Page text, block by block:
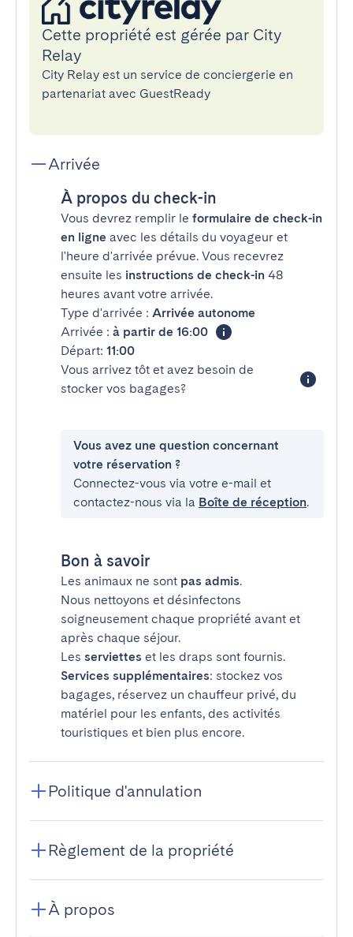
Cette propriété est gérée par City
Relay
City Relay est un service de conciergerie en
partenariat avec GuestReady
Arrivée
À propos du check-in
Vous devrez remplir le formulaire de check-in
en ligne avec les détails du voyageur et
l'heure d'arrivée prévue. Vous recevrez
ensuite les instructions de check-in 48
heures avant votre arrivée.
Type d'arrivée : Arrivée autonome
Arrivée : à partir de 16:00
Départ: 11:00
Vous arrivez tôt et avez besoin de
stocker vos bagages?
Vous avez une question concernant
votre réservation ?
Connectez-vous via votre e-mail et
contactez-nous via la Boîte de réception.
Bon à savoir
Les animaux ne sont pas admis.
Nous nettoyons et désinfectons
soigneusement chaque propriété avant et
après chaque séjour.
Les serviettes et les draps sont fournis.
Services supplémentaires: stockez vos
bagages, réservez un chauffeur privé, du
matériel pour les enfants, des activités
touristiques et bien plus encore.
Politique d'annulation
Règlement de la propriété
À propos